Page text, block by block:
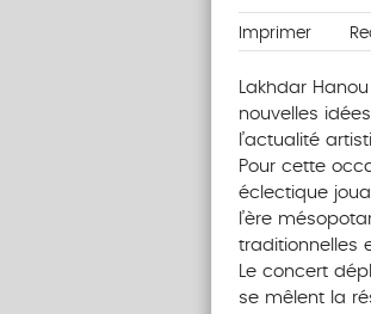
Imprimer
Lakhdar
nouvelles
l’actualité
Pour cette
éclectique
l’ère
traditionnelles
Le concert
se mêlent la